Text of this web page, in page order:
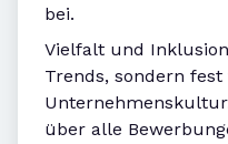
bei.
Vielfalt und
Trends, sondern
über alle